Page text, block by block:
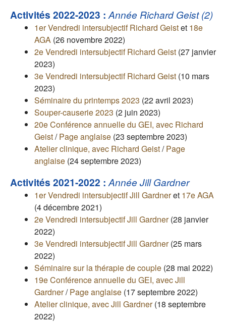
Activités 2022-2023 :Année Richard Geist (2)
1er Vendredi intersubjectif Richard Geistet 18e
AGA (26 novembre 2022)
2e Vendredi intersubjectif Richard Geist (27 janvier
2023)
3e Vendredi intersubjectif Richard Geist (10 mars
2023)
Séminaire du printemps 2023 (22 avril 2023)
Souper-causerie 2023 (2 juin 2023)
20e Conférence annuelle du GEI, avec Richard
Geist/Page anglaise (23 septembre 2023)
Atelier clinique, avec Richard Geist/Page
anglaise (24 septembre 2023)
Activités 2021-2022 :Année Jill Gardner
1er Vendredi intersubjectif Jill Gardneret 17e AGA
(4 décembre 2021)
2e Vendredi intersubjectif Jill Gardner(28 janvier
2022)
3e Vendredi intersubjectif Jill Gardner(25 mars
2022)
Séminaire sur la thérapie de couple (28 mai 2022)
19e Conférence annuelle du GEI, avec Jill
Gardner/Page anglaise (17 septembre 2022)
Atelier clinique, avec Jill Gardner(18 septembre
2022)